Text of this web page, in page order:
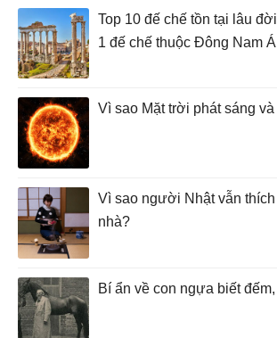
Top 10 đế chế tồn tại lâu
1 đế chế thuộc Đông Nam Á
Vì sao Mặt trời phát sáng
Vì sao người Nhật vẫn
nhà?
Bí ẩn về con ngựa biết